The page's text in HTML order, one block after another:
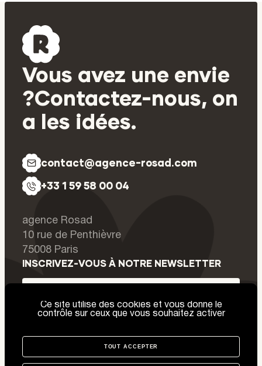
Vous avez une envie
?Contactez-nous, on
a les idées.
contact@agence-rosad.com
+33 1 5958 00 04
agence Rosad
10 rue de Penthièvre
75008 Paris
INSCRIVEZ-VOUS À NOTRE NEWSLETTER
Je m'inscris
Ce site utilise des cookies et vous donne le
contrôle sur ceux que vous souhaitez activer
TOUT ACCEPTER